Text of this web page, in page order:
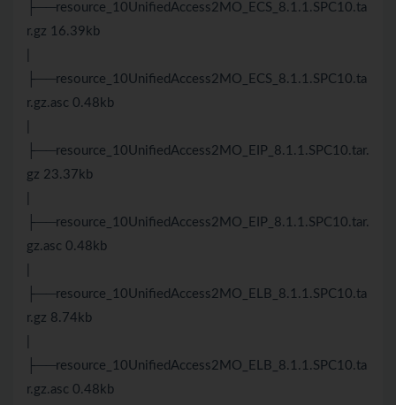
├──resource_10UnifiedAccess2MO_ECS_8.1.1.SPC10.ta
r.gz 16.39kb
├──resource_10UnifiedAccess2MO_ECS_8.1.1.SPC10.ta
r.gz.asc 0.48kb
├──resource_10UnifiedAccess2MO_EIP_8.1.1.SPC10.tar.
gz 23.37kb
├──resource_10UnifiedAccess2MO_EIP_8.1.1.SPC10.tar.
gz.asc 0.48kb
├──resource_10UnifiedAccess2MO_ELB_8.1.1.SPC10.ta
r.gz 8.74kb
├──resource_10UnifiedAccess2MO_ELB_8.1.1.SPC10.ta
r.gz.asc 0.48kb